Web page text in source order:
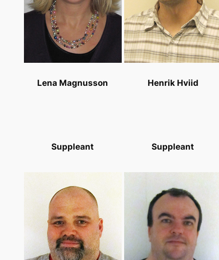
Lena Magnusson Henrik Hviid
Suppleant Suppleant